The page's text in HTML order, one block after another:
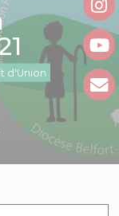
d'Union